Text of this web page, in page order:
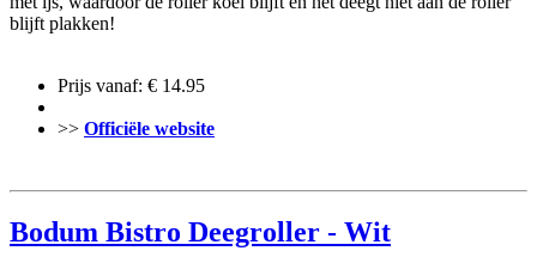
blijft plakken!
Prijs vanaf: € 14.95
>> Officiële website
Bodum Bistro Deegroller - Wit